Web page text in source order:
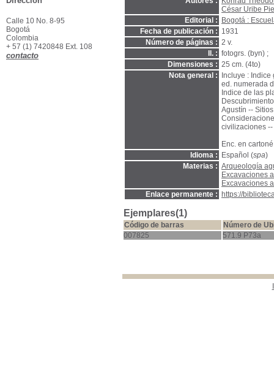
César Uribe
Editorial :
Bogotá :
Fecha de publicación : 1931
Número de páginas : 2 v.
Il. : fotogrs. (byn) ;
Dimensiones : 25 cm. (4to)
Nota general :
Incluye :
ed. numerada
Indice de las
Agustín --
civilizaciones
Enc. en
Idioma :
Español (spa)
Materias : Arqueología
Excavaciones
Excavaciones
Enlace permanente :
https://
Ejemplares(1)
Código de barras
Número de
007825
571.9 P73a
Calle 10 No. 8-95
Bogotá
Colombia
+ 57 (1) 7420848 Ext. 108
contacto